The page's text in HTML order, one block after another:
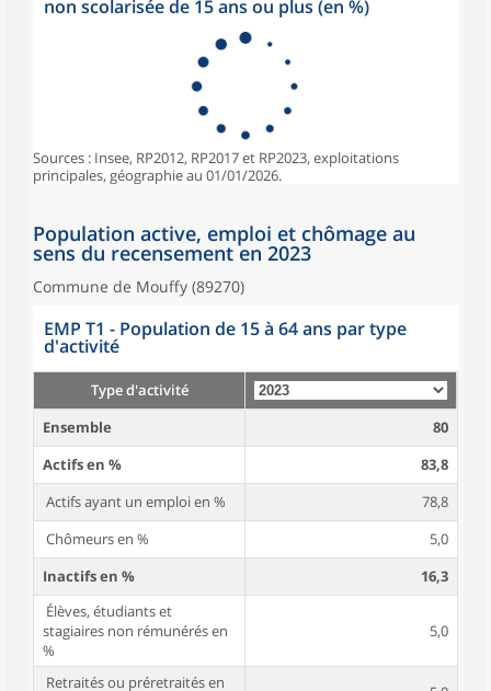
non scolarisée de 15 ans ou plus (en %)
Sources : Insee, RP2012, RP2017 et RP2023, exploitations
principales, géographie au 01/01/2026.
Population active, emploi et chômage au
sens du recensement en 2023
Commune de Mouffy (89270)
EMP T1 - Population de 15 à 64 ans par type
d'activité
Type d'activité
Ensemble
80
Actifs en %
83,8
Actifs ayant un emploi en %
78,8
Chômeurs en %
5,0
Inactifs en %
16,3
Élèves, étudiants et
stagiaires non rémunérés en
%
5,0
Retraités ou préretraités en